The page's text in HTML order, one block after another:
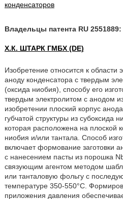
конденсаторов
Владельцы патента RU 2551889:
Х.К. ШТАРК ГМБХ (DE)
Изобретение относится к области
аноду конденсатора с твердым
(оксида ниобия), способу его
твердым электролитом с анодом
изобретении плоский корпус
губчатой структуры из субоксида
которая расположена на плоской
ниобия и/или тантала. Способ
включает формование заготовки
с нанесением пасты из порошка
связующим агентом методом
или танталовую фольгу с
температуре 350-550°C.
приложения давления